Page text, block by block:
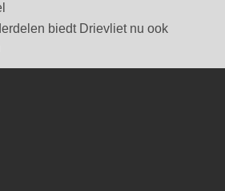
biedt Drievliet nu ook